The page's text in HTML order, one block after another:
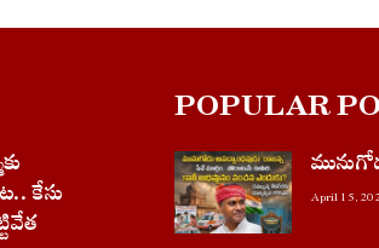
కేసు
POPULAR
April 15,